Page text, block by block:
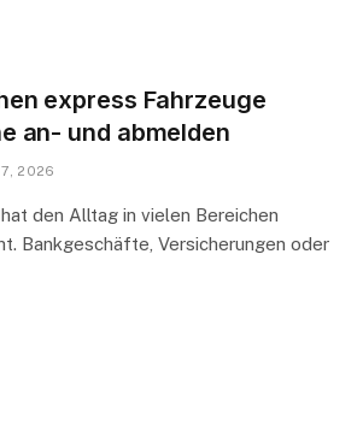
express Fahrzeuge
an- und abmelden
2026
den Alltag in vielen Bereichen
Bankgeschäfte, Versicherungen oder